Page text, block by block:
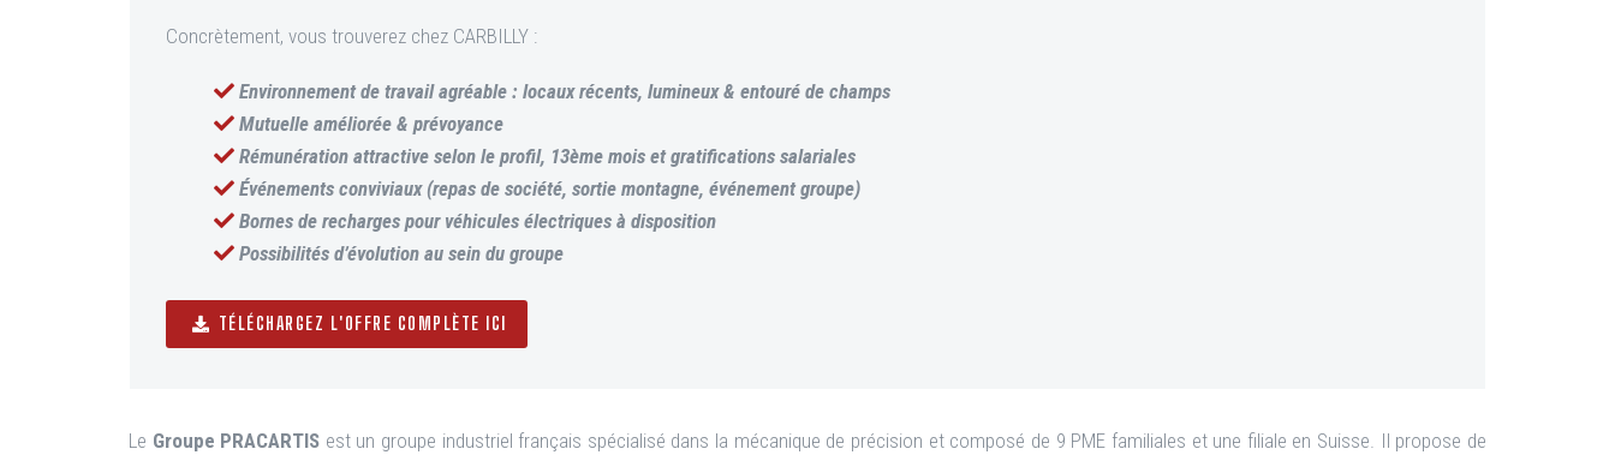
Concrètement, vous trouverez chez CARBILLY :
Environnement de travail agréable : locaux récents, lumineux & entouré de champs
Mutuelle améliorée & prévoyance
Rémunération attractive selon le profil, 13ème mois et gratifications salariales
Événements conviviaux (repas de société, sortie montagne, événement groupe)
Bornes de recharges pour véhicules électriques à disposition
Possibilités d’évolution au sein du groupe
TÉLÉCHARGEZ L'OFFRE COMPLÈTE ICI
Le Groupe PRACARTIS est un groupe industriel français spécialisé dans la mécanique de précision et composé de 9 PME familiales et une filiale en Suisse. Il propose de